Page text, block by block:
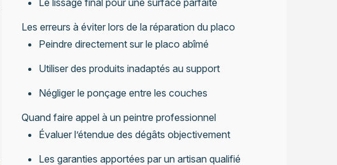
Le lissage final pour une surface parfaite
Les erreurs à éviter lors de la réparation du placo
Peindre directement sur le placo abîmé
Utiliser des produits inadaptés au support
Négliger le ponçage entre les couches
Quand faire appel à un peintre professionnel
Évaluer l’étendue des dégâts objectivement
Les garanties apportées par un artisan qualifié